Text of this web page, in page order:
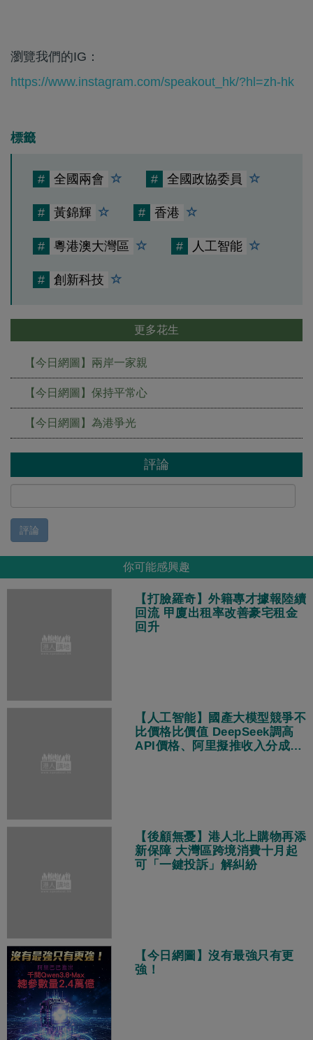
瀏覽我們的IG：
https://www.instagram.com/speakout_hk/?hl=zh-hk
標籤
# 全國兩會 # 全國政協委員
# 黃錦輝 # 香港
# 粵港澳大灣區 # 人工智能
# 創新科技
更多花生
【今日網圖】兩岸一家親
【今日網圖】保持平常心
【今日網圖】為港爭光
評論
評論
你可能感興趣
【打臉羅奇】外籍專才據報陸續
回流 甲廈出租率改善豪宅租金
回升
【人工智能】國產大模型競爭不
比價格比價值 DeepSeek調高
API價格、阿里擬推收入分成策
【後顧無憂】港人北上購物再添
新保障 大灣區跨境消費十月起
可「一鍵投訴」解糾紛
【今日網圖】沒有最強只有更
強！